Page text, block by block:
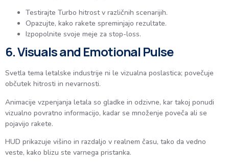
Testirajte Turbo hitrost v različnih scenarijih.
Opazujte, kako rakete spreminjajo rezultate.
Izpopolnite svoje meje za stop-loss.
6. Visuals and Emotional Pulse
Svetla tema letalske industrije ni le vizualna poslastica; povečuje
občutek hitrosti in nevarnosti.
Animacije vzpenjanja letala so gladke in odzivne, kar takoj ponudi
vizualno povratno informacijo, kadar se množenje poveča ali se
pojavijo rakete.
HUD prikazuje višino in razdaljo v realnem času, tako da vedno
veste, kako blizu ste varnega pristanka.